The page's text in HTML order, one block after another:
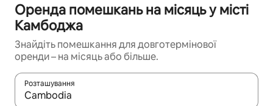
Оренда помешкань на місяць у місті
Камбоджа
Знайдіть помешкання для довготермінової
оренди – на місяць або більше.
Розташування
Отримавши результати пошуку, використовуйте для